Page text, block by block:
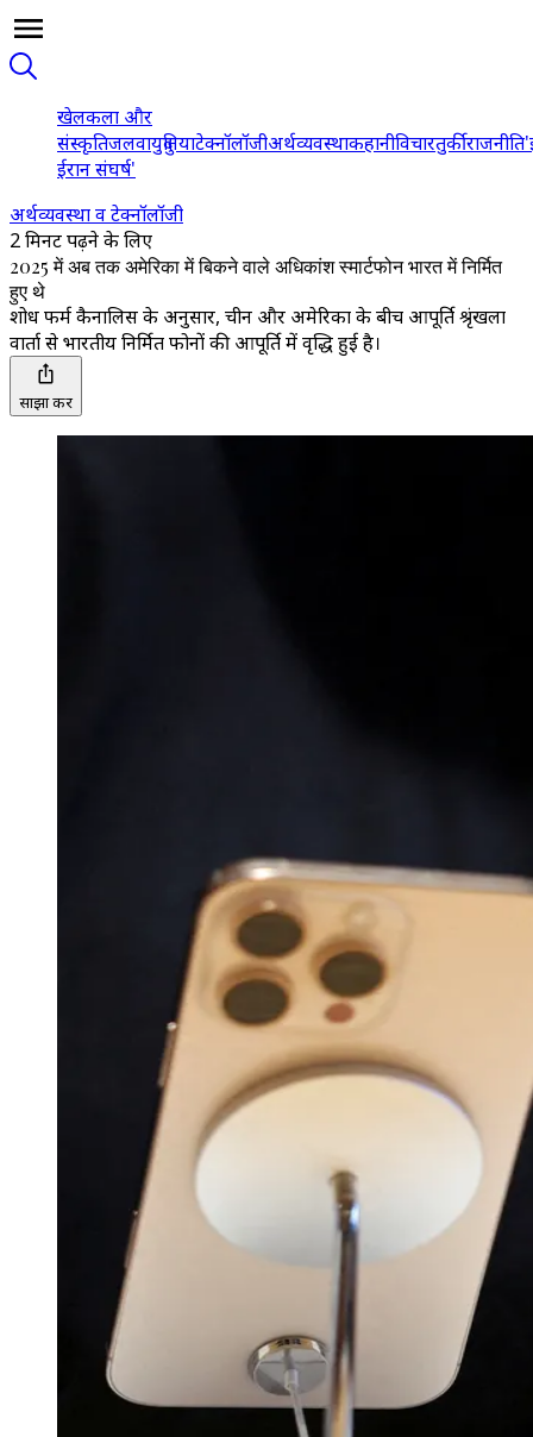
खेलकला और
संस्कृतिजलवायुदुनियाटेक्नॉलॉजीअर्थव्यवस्थाकहानीविचारतुर्कीराजनीति
ईरान संघर्ष'
अर्थव्यवस्था व टेक्नॉलॉजी
2 मिनट पढ़ने के लिए
2025 में अब तक अमेरिका में बिकने वाले अधिकांश स्मार्टफोन भारत में निर्मित
हुए थे
शोध फर्म कैनालिस के अनुसार, चीन और अमेरिका के बीच आपूर्ति श्रृंखला
वार्ता से भारतीय निर्मित फोनों की आपूर्ति में वृद्धि हुई है।
साझा करें